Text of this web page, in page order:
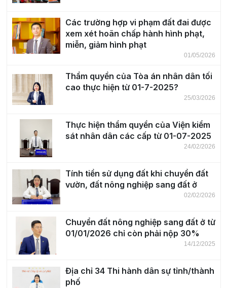
Các trường hợp vi phạm đất đai được
xem xét hoãn chấp hành hình phạt,
miễn, giảm hình phạt
01/05/2026
Thẩm quyền của Tòa án nhân dân tối
cao thực hiện từ 01-7-2025?
25/03/2026
Thực hiện thẩm quyền của Viện kiểm
sát nhân dân các cấp từ 01-07-2025
24/02/2026
Tính tiền sử dụng đất khi chuyển đất
vườn, đất nông nghiệp sang đất ở
02/02/2026
Chuyển đất nông nghiệp sang đất ở từ
01/01/2026 chỉ còn phải nộp 30%
14/12/2025
Địa chỉ 34 Thi hành dân sự tỉnh/thành
phố